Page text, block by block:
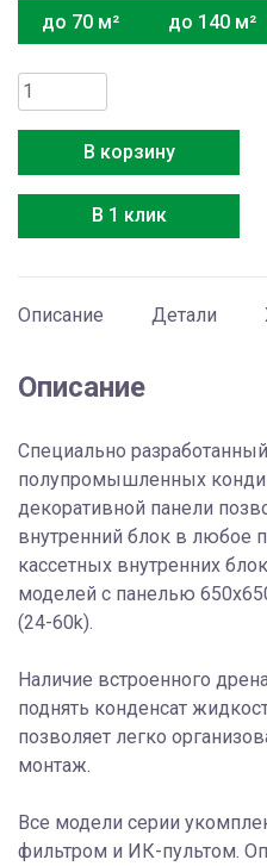
до 70 м² до 140 м²
Количество
товара
Hisense
AUC-
36HR4SGA1
В корзину
В 1 клик
Описание Детали
Описание
Специально
полупромышленных
декоративной панели
внутренний блок в любое
кассетных внутренних
моделей с панелью
(24-60k).
Наличие встроенного
поднять конденсат
позволяет легко
монтаж.
Все модели серии
фильтром и ИК-пультом.